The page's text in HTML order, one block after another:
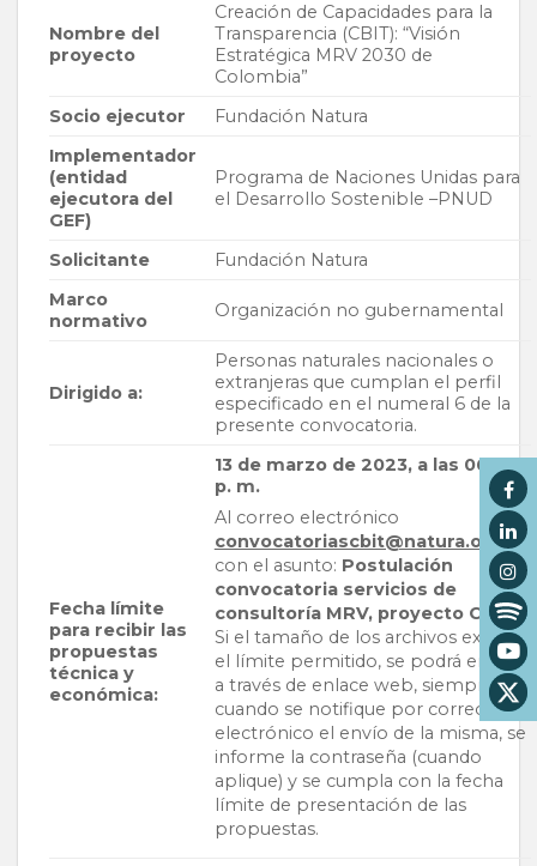
Nombre del
proyecto
Creación de Capacidades para la
Transparencia (CBIT): “Visión
Estratégica MRV 2030 de
Colombia”
Socio ejecutor
Fundación Natura
Implementador
(entidad
ejecutora del
GEF)
Programa de Naciones Unidas para
el Desarrollo Sostenible –PNUD
Solicitante
Fundación Natura
Marco
normativo
Organización no gubernamental
Dirigido a:
Personas naturales nacionales o
extranjeras que cumplan el perfil
especificado en el numeral 6 de la
presente convocatoria.
Fecha límite
para recibir las
propuestas
técnica y
económica:
13 de marzo de 2023, a las 06:00
p. m.
Al correo electrónico
convocatoriascbit@natura.org.co
con el asunto: Postulación
convocatoria servicios de
consultoría MRV, proyecto CBIT.
Si el tamaño de los archivos excede
el límite permitido, se podrá enviar
a través de enlace web, siempre y
cuando se notifique por correo
electrónico el envío de la misma, se
informe la contraseña (cuando
aplique) y se cumpla con la fecha
límite de presentación de las
propuestas.